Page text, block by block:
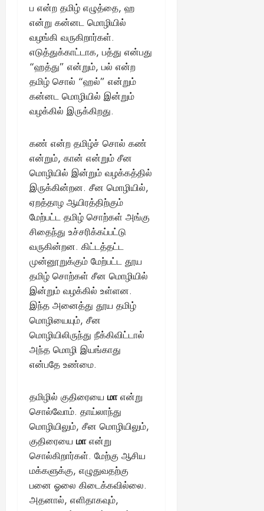
ப என்ற தமிழ் எழுத்தை, ஹ
என்று கன்னட மொழியில்
வழங்கி வருகிறார்கள்.
எடுத்துக்காட்டாக, பத்து என்பது
“ஹத்து” என்றும், பல் என்ற
தமிழ் சொல் “ஹல்” என்றும்
கன்னட மொழியில் இன்றும்
வழக்கில் இருக்கிறது.
கண் என்ற தமிழ்ச் சொல் கண்
என்றும், கான் என்றும் சீன
மொழியில் இன்றும் வழக்கத்தில்
இருக்கின்றன. சீன மொழியில்,
ஏறத்தாழ ஆயிரத்திற்கும்
மேற்பட்ட தமிழ் சொற்கள் அங்கு
சிதைந்து உச்சரிக்கப்பட்டு
வருகின்றன. கிட்டத்தட்ட
முன்னூறுக்கும் மேற்பட்ட தூய
தமிழ் சொற்கள் சீன மொழியில்
இன்றும் வழக்கில் உள்ளன.
இந்த அனைத்து தூய தமிழ்
மொழியையும், சீன
மொழியிலிருந்து நீக்கிவிட்டால்
அந்த மொழி இயங்காது
என்பதே உண்மை.
தமிழில் குதிரையை மாஎன்று
சொல்வோம். தாய்லாந்து
மொழியிலும், சீன மொழியிலும்,
குதிரையை மாஎன்று
சொல்கிறார்கள். மேற்கு ஆசிய
மக்களுக்கு, எழுதுவதற்கு
பனை ஓலை கிடைக்கவில்லை.
அதனால், எளிதாகவும்,